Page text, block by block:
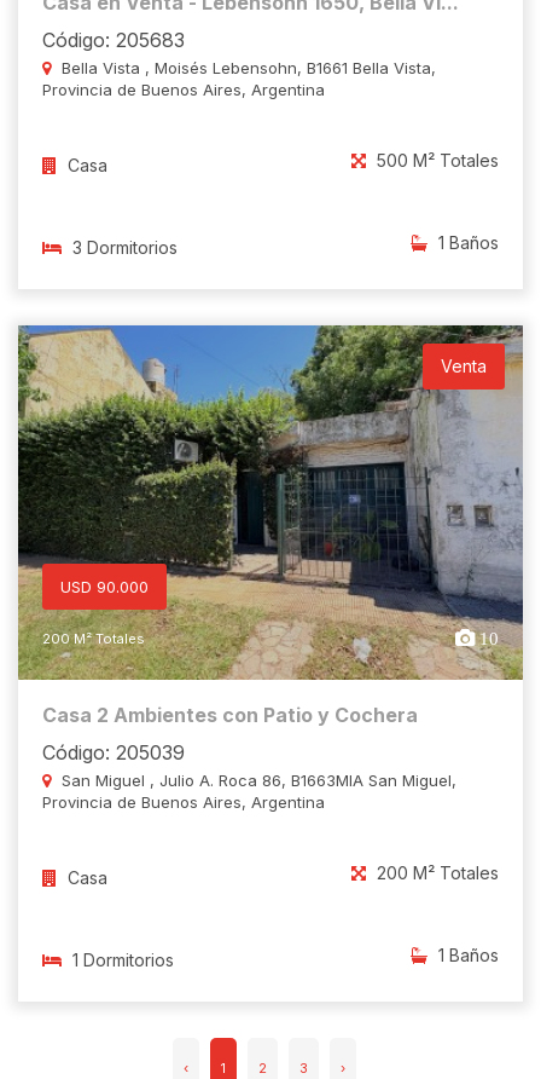
Código: 205683
Bella Vista , Moisés Lebensohn, B1661 Bella Vista,
Provincia de Buenos Aires, Argentina
Casa 500 M² Totales
3 Dormitorios 1 Baños
Venta
USD 90.000
200 M² Totales 10
Casa 2 Ambientes con Patio y Cochera
Código: 205039
San Miguel , Julio A. Roca 86, B1663MIA San Miguel,
Provincia de Buenos Aires, Argentina
Casa 200 M² Totales
1 Dormitorios 1 Baños
‹ 1 2 3 ›